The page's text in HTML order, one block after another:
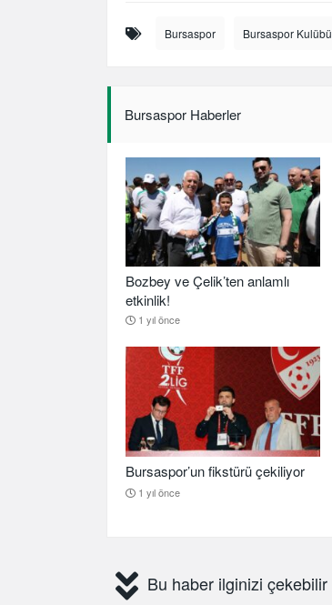
Bursaspor Bursaspor Kulübü
Bursaspor Haberler
Bozbey ve Çelik’ten anlamlı
etkinlik!
1 yıl önce
Bursaspor’un fikstürü çekiliyor
1 yıl önce
Bu haber ilginizi çekebilir